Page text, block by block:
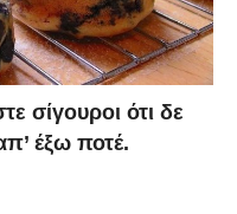
σίγουροι ότι δε
έξω ποτέ.